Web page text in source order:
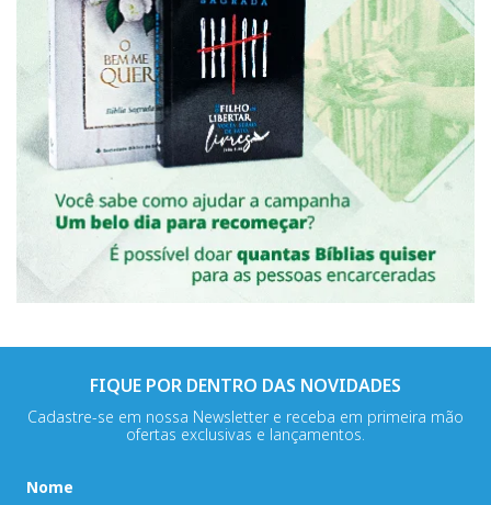
FIQUE POR DENTRO DAS NOVIDADES
Cadastre-se em nossa Newsletter e receba em primeira mão
ofertas exclusivas e lançamentos.
Nome